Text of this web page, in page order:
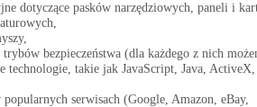
dotyczące pasków narzędziowych, paneli i
bezpieczeństwa (dla każdego z nich
technologie, takie jak JavaScript, Java, ActiveX,
serwisach (Google, Amazon, eBay,